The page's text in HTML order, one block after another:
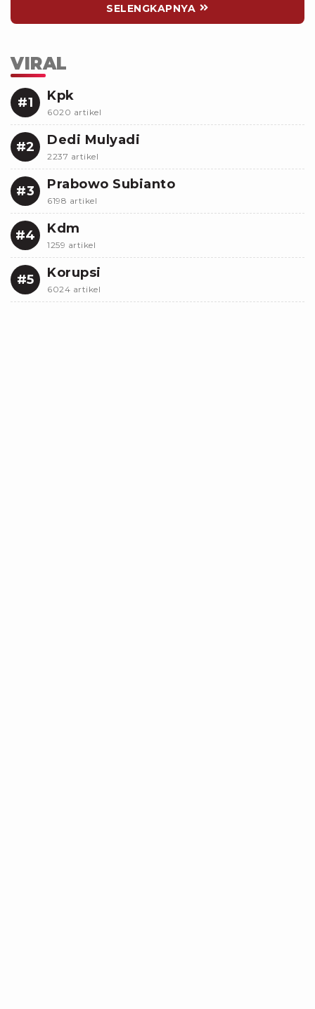
SELENGKAPNYA
VIRAL
#1 Kpk
6020 artikel
#2 Dedi Mulyadi
2237 artikel
#3 Prabowo Subianto
6198 artikel
#4 Kdm
1259 artikel
#5 Korupsi
6024 artikel